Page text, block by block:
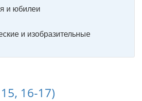
и юбилеи
и изобразительные
16-17)